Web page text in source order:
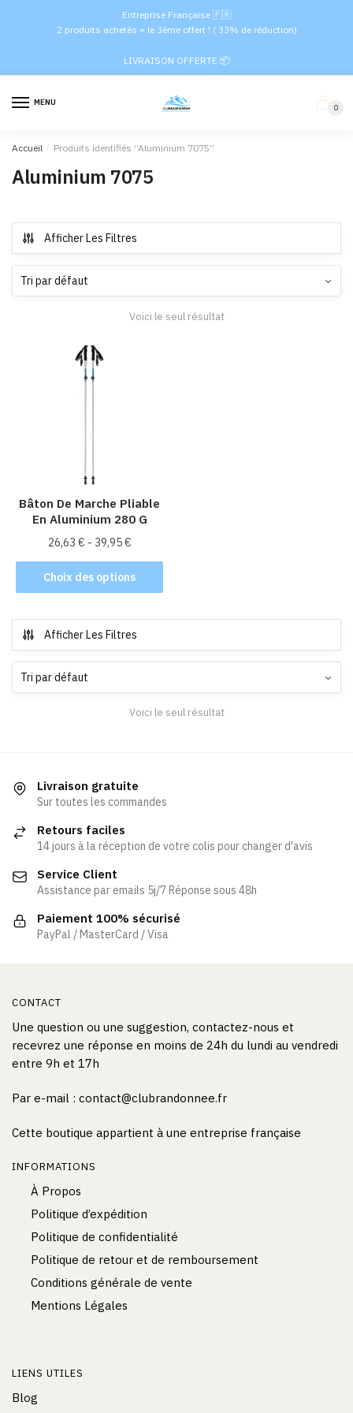
Entreprise Française 🇫🇷
2 produits achetés = le 3éme offert ! ( 33% de réduction)
LIVRAISON OFFERTE 📦
MENU
0
Accueil / Produits identifiés “Aluminium 7075”
Aluminium 7075
Afficher Les Filtres
Voici le seul résultat
Bâton De Marche Pliable
En Aluminium 280 G
26,63 € - 39,95€
Choix des options
Ce
produit
plusieurs
variations.
Les
la
page
produit
Afficher Les Filtres
Voici le seul résultat
Livraison gratuite
Sur toutes les commandes
Retours faciles
14 jours à la réception de votre colis pour changer d'avis
Service Client
Assistance par emails 5j/7 Réponse sous 48h
Paiement 100% sécurisé
PayPal / MasterCard / Visa
CONTACT
Une question ou une suggestion, contactez-nous et
recevrez une réponse en moins de 24h du lundi au vendredi
entre 9h et 17h
Par e-mail : contact@clubrandonnee.fr
Cette boutique appartient à une entreprise française
INFORMATIONS
À Propos
Politique d’expédition
Politique de confidentialité
Politique de retour et de remboursement
Conditions générale de vente
Mentions Légales
LIENS UTILES
Blog